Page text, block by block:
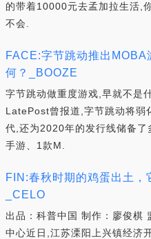
的带着10000元去孟加拉生活,
不会.
FACE:字节跳动推出
何？_BOOZE
字节跳动做重度游戏,早就不是
LatePost曾报道,字节跳动将弱
代,还为2020年的发行线储备了
手游、1款M.
FIN:春秋时期的鸡蛋出土，
_CELO
出品：科普中国 制作：廖俊棋
中心近日,江苏溧阳上兴镇经济